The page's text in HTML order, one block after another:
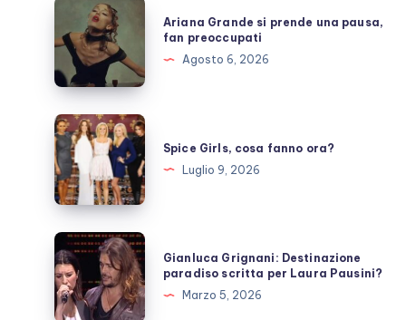
Ariana
Grande
si
prende
una
pausa,
fan
preoccupati
Ariana Grande si prende una pausa,
fan preoccupati
Agosto 6, 2026
Spice
Girls,
cosa
fanno
ora?
Spice Girls, cosa fanno ora?
Luglio 9, 2026
Gianluca
Grignani:
Destinazione
paradiso
Gianluca Grignani: Destinazione
paradiso scritta per Laura Pausini?
Marzo 5, 2026